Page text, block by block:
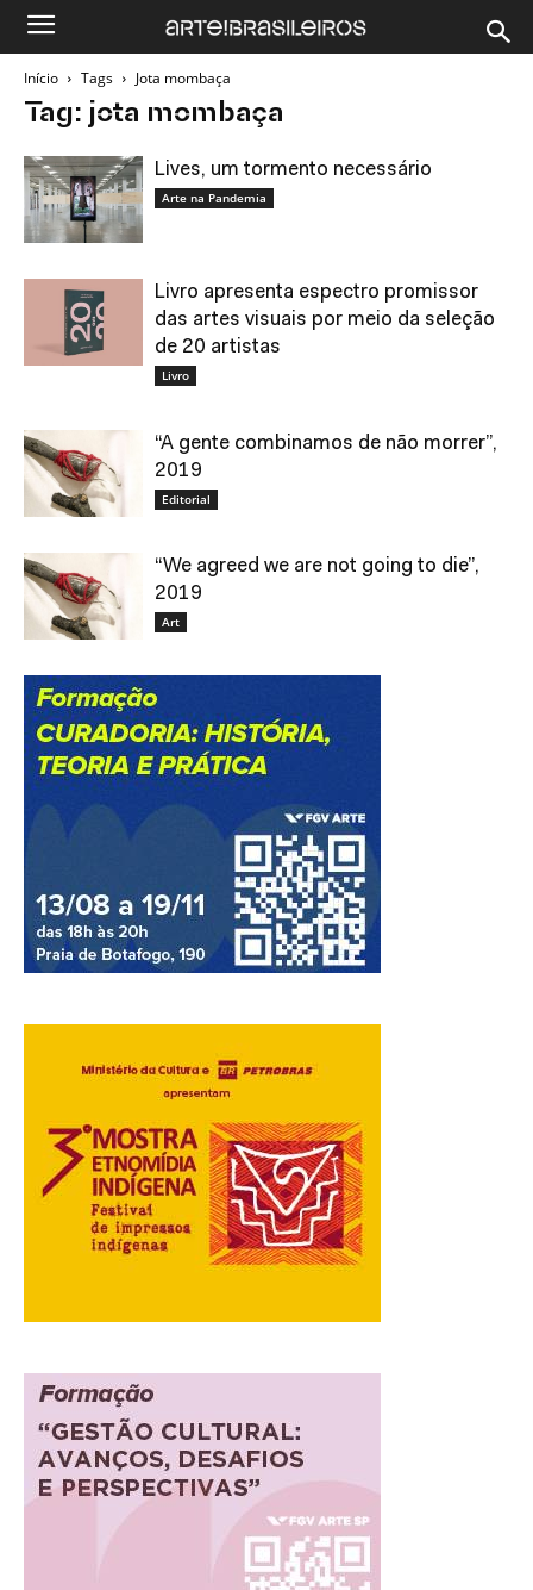
Início Tags Jota mombaça
Tag: jota mombaça
Lives, um tormento necessário
Arte na Pandemia
Livro apresenta espectro promissor
das artes visuais por meio da seleção
de 20 artistas
Livro
“A gente combinamos de não morrer”,
2019
Editorial
“We agreed we are not going to die”,
2019
Art